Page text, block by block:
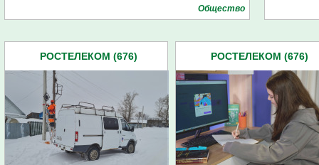
Общество
РОСТЕЛЕКОМ (676) РОСТЕЛЕКОМ (676)